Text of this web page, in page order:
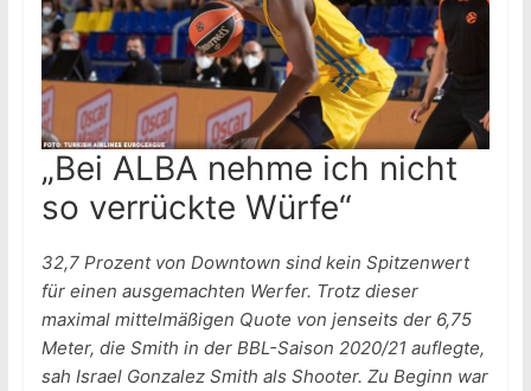
„Bei ALBA nehme ich nicht
so verrückte Würfe“
32,7 Prozent von Downtown sind kein Spitzenwert
für einen ausgemachten Werfer. Trotz dieser
maximal mittelmäßigen Quote von jenseits der 6,75
Meter, die Smith in der BBL-Saison 2020/21 auflegte,
sah Israel Gonzalez Smith als Shooter. Zu Beginn war